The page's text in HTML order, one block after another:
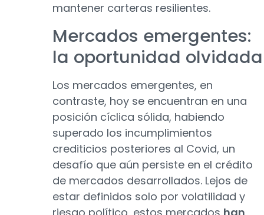
mantener carteras resilientes.
Mercados emergentes:
la oportunidad olvidada
Los mercados emergentes, en
contraste, hoy se encuentran en una
posición cíclica sólida, habiendo
superado los incumplimientos
crediticios posteriores al Covid, un
desafío que aún persiste en el crédito
de mercados desarrollados. Lejos de
estar definidos solo por volatilidad y